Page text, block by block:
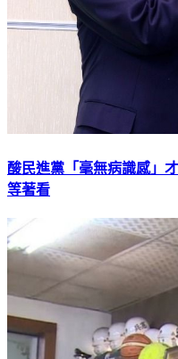
酸民進黨「毫無病識感」